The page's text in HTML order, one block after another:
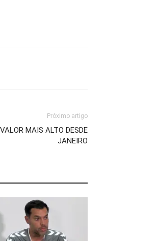
Próximo artigo
MAIS ALTO DESDE
JANEIRO